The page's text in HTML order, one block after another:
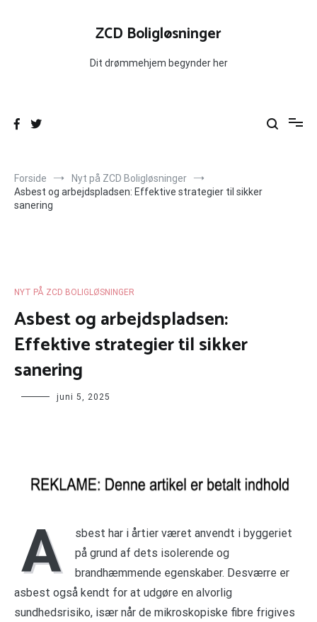
ZCD Boligløsninger
Dit drømmehjem begynder her
Forside
Nyt på ZCD Boligløsninger
Asbest og arbejdspladsen: Effektive strategier til sikker
sanering
NYT PÅ ZCD BOLIGLØSNINGER
Asbest og arbejdspladsen:
Effektive strategier til sikker
sanering
juni 5, 2025
A
sbest har i årtier været anvendt i byggeriet
på grund af dets isolerende og
brandhæmmende egenskaber. Desværre er
asbest også kendt for at udgøre en alvorlig
sundhedsrisiko, især når de mikroskopiske fibre frigives